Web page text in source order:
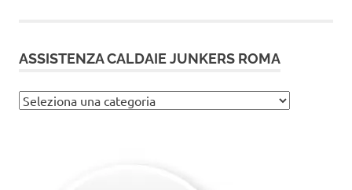
ASSISTENZA CALDAIE JUNKERS ROMA
Assistenza